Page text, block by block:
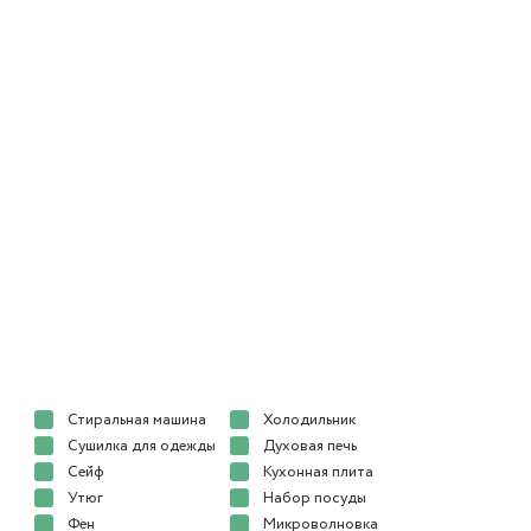
Стиральная машина
Сушилка для одежды
Сейф
Утюг
Фен
Холодильник
Духовая печь
Кухонная плита
Набор посуды
Микроволновка